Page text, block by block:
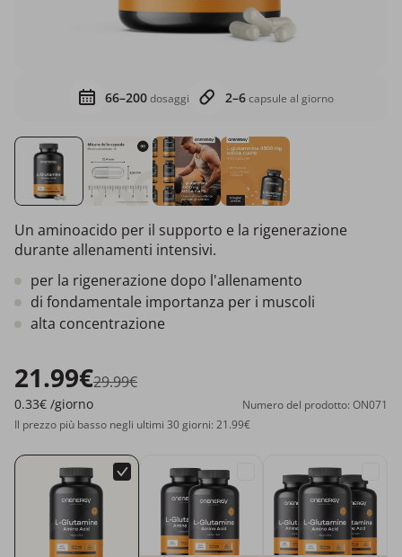
66–200dosaggi 2–6capsule al giorno
Un aminoacido per il supporto e la rigenerazione
durante allenamenti intensivi.
per la rigenerazione dopo l'allenamento
di fondamentale importanza per i muscoli
alta concentrazione
21.99€29.99€
0.33€ /giorno
Numero del prodotto: ON071
Il prezzo più basso negli ultimi 30 giorni: 21.99€